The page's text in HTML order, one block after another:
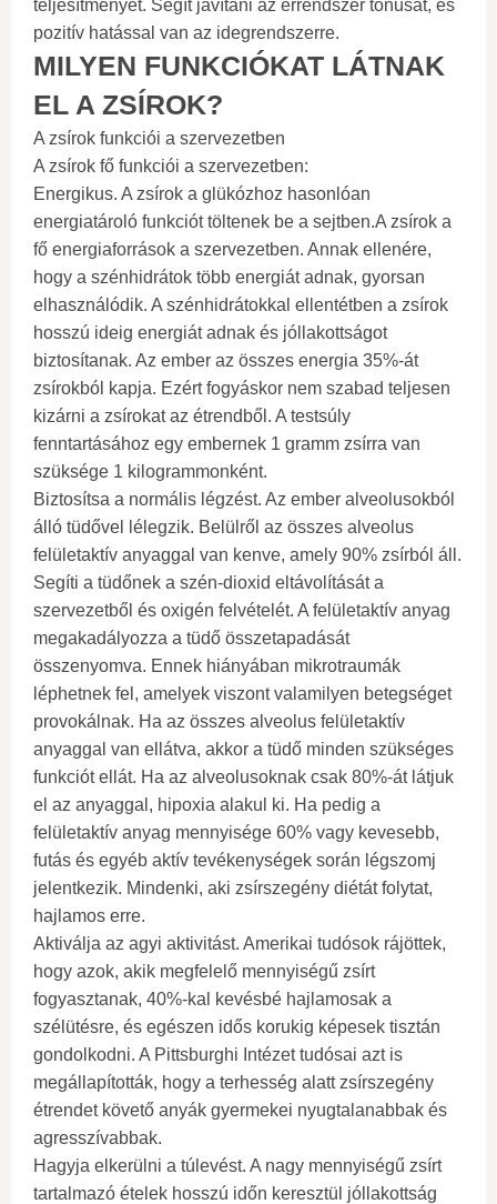
teljesítményét. Segít javítani az érrendszer tónusát, és
pozitív hatással van az idegrendszerre.
MILYEN FUNKCIÓKAT LÁTNAK
EL A ZSÍROK?
A zsírok funkciói a szervezetben
A zsírok fő funkciói a szervezetben:
Energikus. A zsírok a glükózhoz hasonlóan
energiatároló funkciót töltenek be a sejtben.A zsírok a
fő energiaforrások a szervezetben. Annak ellenére,
hogy a szénhidrátok több energiát adnak, gyorsan
elhasználódik. A szénhidrátokkal ellentétben a zsírok
hosszú ideig energiát adnak és jóllakottságot
biztosítanak. Az ember az összes energia 35%-át
zsírokból kapja. Ezért fogyáskor nem szabad teljesen
kizárni a zsírokat az étrendből. A testsúly
fenntartásához egy embernek 1 gramm zsírra van
szüksége 1 kilogrammonként.
Biztosítsa a normális légzést. Az ember alveolusokból
álló tüdővel lélegzik. Belülről az összes alveolus
felületaktív anyaggal van kenve, amely 90% zsírból áll.
Segíti a tüdőnek a szén-dioxid eltávolítását a
szervezetből és oxigén felvételét. A felületaktív anyag
megakadályozza a tüdő összetapadását
összenyomva. Ennek hiányában mikrotraumák
léphetnek fel, amelyek viszont valamilyen betegséget
provokálnak. Ha az összes alveolus felületaktív
anyaggal van ellátva, akkor a tüdő minden szükséges
funkciót ellát. Ha az alveolusoknak csak 80%-át látjuk
el az anyaggal, hipoxia alakul ki. Ha pedig a
felületaktív anyag mennyisége 60% vagy kevesebb,
futás és egyéb aktív tevékenységek során légszomj
jelentkezik. Mindenki, aki zsírszegény diétát folytat,
hajlamos erre.
Aktiválja az agyi aktivitást. Amerikai tudósok rájöttek,
hogy azok, akik megfelelő mennyiségű zsírt
fogyasztanak, 40%-kal kevésbé hajlamosak a
szélütésre, és egészen idős korukig képesek tisztán
gondolkodni. A Pittsburghi Intézet tudósai azt is
megállapították, hogy a terhesség alatt zsírszegény
étrendet követő anyák gyermekei nyugtalanabbak és
agresszívabbak.
Hagyja elkerülni a túlevést. A nagy mennyiségű zsírt
tartalmazó ételek hosszú időn keresztül jóllakottság